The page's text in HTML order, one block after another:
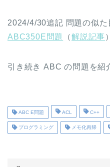
2024/4/30追記 問題の似た
ABC350E問題
（解説記事
引き続き ABC の問題を紹
ABC E問題 ACL C++
プログラミング メモ化再帰